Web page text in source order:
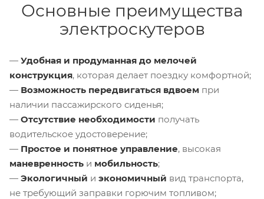
Основные преимущества
электроскутеров
— Удобная и продуманная до мелочей
конструкция, которая делает поездку комфортной;
— Возможность передвигаться вдвоем при
наличии пассажирского сиденья;
— Отсутствие необходимости получать
водительское удостоверение;
— Простое и понятное управление, высокая
маневренность и мобильность;
— Экологичный и экономичный вид транспорта,
не требующий заправки горючим топливом;